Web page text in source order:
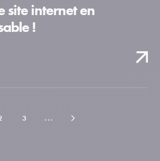
site internet en
!
3 ...